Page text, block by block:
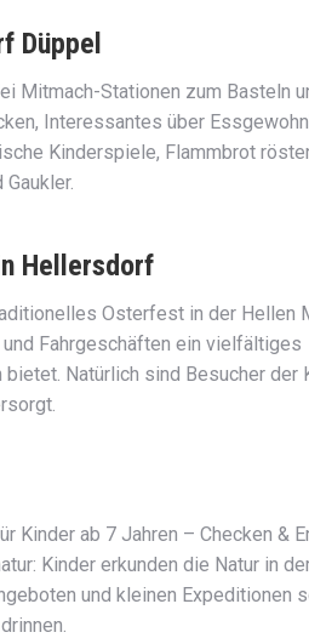
Düppel
Mitmach-Stationen zum Basteln
Interessantes über
Kinderspiele, Flammbrot
Gaukler.
Hellersdorf
Osterfest in der Hellen
Fahrgeschäften ein vielfältiges
bietet. Natürlich sind Besucher der
Kinder ab 7 Jahren – Checken &
Kinder erkunden die Natur in
und kleinen Expeditionen